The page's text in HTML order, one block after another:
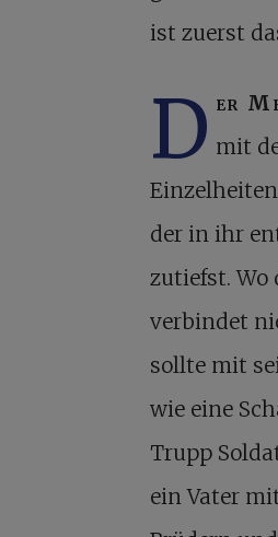
ist zuerst
D er
mit
der in ihr
zutiefst. Wo
verbindet
sollte mit
wie eine
Trupp
ein Vater